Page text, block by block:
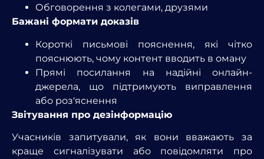
Обговорення з колегами, друзями
Бажані формати доказів
Короткі письмові пояснення, які чітко
пояснюють, чому контент вводить в оману
Прямі посилання на надійні онлайн-
джерела, що підтримують виправлення
або роз'яснення
Звітування про дезінформацію
Учасників запитували, як вони вважають за
краще сигналізувати або повідомляти про